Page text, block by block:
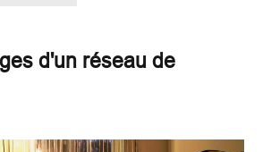
d'un réseau de